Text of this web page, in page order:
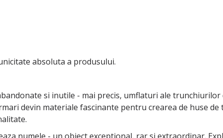
absoluta a produsului.
si inutile - mai precis, umflaturi ale trunchiurilor
devin materiale fascinante pentru crearea de huse